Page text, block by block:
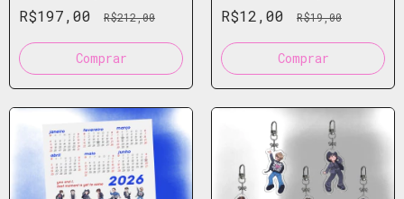
R$197,00 R$212,00 R$12,00 R$19,00